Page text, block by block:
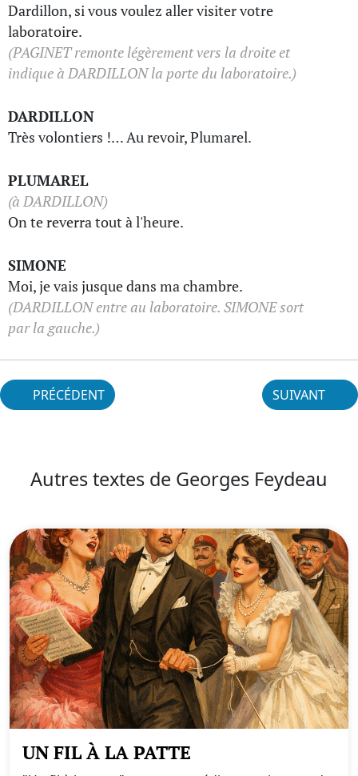
Dardillon, si vous voulez aller visiter votre
laboratoire.
(PAGINET remonte légèrement vers la droite et
indique à DARDILLON la porte du laboratoire.)
DARDILLON
Très volontiers !… Au revoir, Plumarel.
PLUMAREL
(à DARDILLON)
On te reverra tout à l'heure.
SIMONE
Moi, je vais jusque dans ma chambre.
(DARDILLON entre au laboratoire. SIMONE sort
par la gauche.)
PRÉCÉDENT SUIVANT
Autres textes de Georges Feydeau
UN FIL À LA PATTE